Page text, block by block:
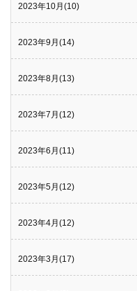
2023年10月(10)
2023年9月(14)
2023年8月(13)
2023年7月(12)
2023年6月(11)
2023年5月(12)
2023年4月(12)
2023年3月(17)